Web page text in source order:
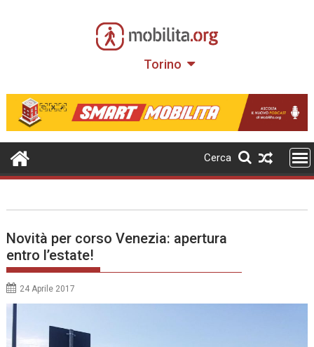
Torino
Cerca
Novità per corso Venezia: apertura
entro l’estate!
24 Aprile 2017